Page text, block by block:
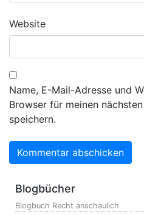
Website
Name, E-Mail-Adresse und
Browser für meinen
speichern.
Blogbücher
Blogbuch Recht anschaulich